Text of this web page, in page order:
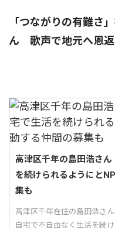
「つながりの有難さ
ん 歌声で地元へ恩返
高津区千年の島田浩さ
を続けられるようにと
集も
高津区千年在住の島田浩さ
自宅で不自由なく生活を続